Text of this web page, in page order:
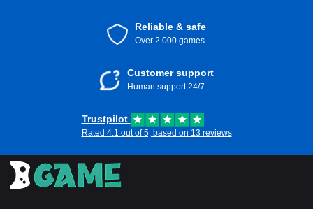
Reliable & safe
Over 2.000 games
Customer support
Human support 24/7
Trustpilot
Rated 4.1 out of 5, based on 13 reviews